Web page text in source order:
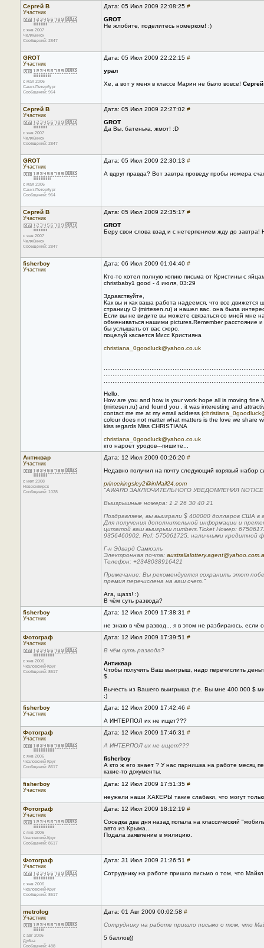
Сергей В
Участник
с янв 2007
Челябинск
Сообщений: 2847
Дата: 05 Июл 2009 22:08:25 #
GROT
Не жлобите, поделитесь номерком! :)
GROT
Участник
с мая 2006
Санкт-Петербург
Сообщений: 964
Дата: 05 Июл 2009 22:22:15 #
урал
Хе, а вот у меня в классе Марин не было вовсе!
Сергей В
Участник
с янв 2007
Челябинск
Сообщений: 2847
Дата: 05 Июл 2009 22:27:02 #
GROT
Да Вы, батенька, жмот! :D
GROT
Участник
с мая 2006
Санкт-Петербург
Сообщений: 964
Дата: 05 Июл 2009 22:30:13 #
А вдруг правда? Вот завтра проведу пробы номера
Сергей В
Участник
с янв 2007
Челябинск
Сообщений: 2847
Дата: 05 Июл 2009 22:35:17 #
GROT
Беру свои слова взад и с нетерпением жду до
fisherboy
Участник
Дата: 06 Июл 2009 01:04:40 #
Кто-то хотел полную копию письма от Кристины с
christbaby1 good - 4 июля, 03:29
Здравствуйте,
Как вы и как ваша работа надеемся, что все
страницу О (mirtesen.ru) и нашел вас. она была
Если вы не видите вы можете связаться со мной мне
обмениваться нашими pictures.Remember расстояние
бы услышать от вас скоро.
поцелуй касается Мисс Кристияна
christiana_0goodluck@yahoo.co.uk
Hello,
How are you and how is your work hope all is moving
(mirtesen.ru) and found you . it was interesting and
contact me me at my email address (
colour does not matter what matters is the love we share
kiss regards Miss CHRISTIANA
christiana_0goodluck@yahoo.co.uk
кто нароет уродов---пишите...
Антиквар
Участник
с июл 2008
Новосибирск
Сообщений: 1028
Дата: 12 Июл 2009 00:26:20 #
Недавно получил на почту следующий корявый набор
princekingsley2@inMail24.com
"AWARD ЗАКЛЮЧИТЕЛЬНОГО УВЕДОМЛЕНИЯ NOTICE
Выигрышные номера: 1 2 26 30 40 21
Поздравляем, вы выиграли $ 400000 долларов США в
Для получения дополнительной информации и
цитатой ваш выигрыш numbers.Ticket Номер:
9356460902, Ref: 575061725, наличными кредитной
Г-н Эдвард Самюэль
Электронная почта:
Телефон: +2348038916421
Примечание: Вы рекомендуется сохранить этот
премия перечислена на ваш счет."
Ага, щазз! :)
В чём суть развода?
fisherboy
Участник
Дата: 12 Июл 2009 17:38:31 #
не знаю в чём развод... я в этом не разбираюсь.
Фотограф
Участник
с янв 2006
Чкаловский-Круг
Сообщений: 8617
Дата: 12 Июл 2009 17:39:51 #
В чём суть развода?
Антиквар
Чтобы получить Ваш выигрыш, надо перечислить
$.
Вычесть из Вашего выигрыша (т.е. Вы мне 400 000 $
:)
fisherboy
Участник
Дата: 12 Июл 2009 17:42:46 #
А ИНТЕРПОЛ их не ищет???
Фотограф
Участник
с янв 2006
Чкаловский-Круг
Сообщений: 8617
Дата: 12 Июл 2009 17:46:31 #
А ИНТЕРПОЛ их не ищет???
fisherboy
А кто ж его знает ? У нас парнишка на работе месяц
какие-то документы.
fisherboy
Участник
Дата: 12 Июл 2009 17:51:35 #
неужели наши ХАКЕРЫ такие слабаки, что могут
Фотограф
Участник
с янв 2006
Чкаловский-Круг
Сообщений: 8617
Дата: 12 Июл 2009 18:12:19 #
Соседка два дня назад попала на классический
авто из Крыма...
Подала заявление в милицию.
Фотограф
Участник
с янв 2006
Чкаловский-Круг
Сообщений: 8617
Дата: 31 Июл 2009 21:26:51 #
Сотруднику на работе пришло письмо о том, что
metrolog
Участник
с авг 2006
Дубна
Сообщений: 488
Дата: 01 Авг 2009 00:02:58 #
Сотруднику на работе пришло письмо о том, что
5 баллов))